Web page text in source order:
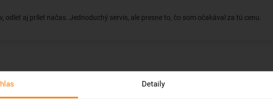
odlet aj prílet načas. Jednoduchý servis, ale presne to, čo som očakával za tú cenu.
Žiadne zbytočnosti, ale let bol pohodlný a personál milý. Odporúčam na krátke trasy.
Detaily